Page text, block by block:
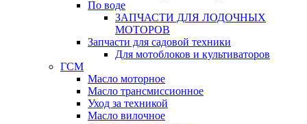
По воде
ЗАПЧАСТИ ДЛЯ ЛОДОЧНЫХ
МОТОРОВ
Запчасти для садовой техники
Для мотоблоков и культиваторов
ГСМ
Масло моторное
Масло трансмиссионное
Уход за техникой
Масло вилочное